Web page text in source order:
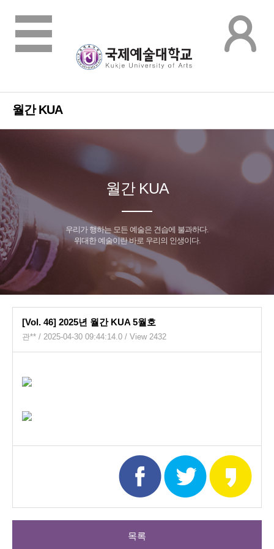
월간 KUA
월간 KUA
우리가 행하는 모든 예술은 견습에 불과하다.
위대한 예술이란 바로 우리의 인생이다.
[Vol. 46] 2025년 월간 KUA 5월호
관** / 2025-04-30 09:44:14.0 / View 2432
목록